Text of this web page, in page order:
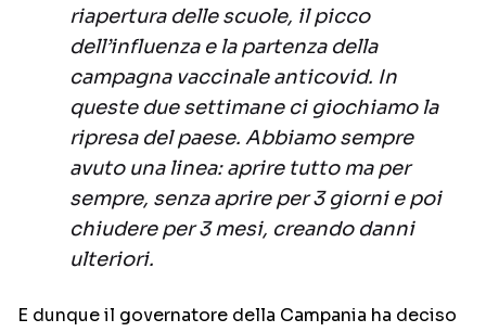
riapertura delle scuole, il picco
dell’influenza e la partenza della
campagna vaccinale anticovid. In
queste due settimane ci giochiamo la
ripresa del paese. Abbiamo sempre
avuto una linea: aprire tutto ma per
sempre, senza aprire per 3 giorni e poi
chiudere per 3 mesi, creando danni
ulteriori.
E dunque il governatore della Campania ha deciso